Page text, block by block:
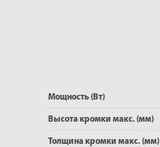
Мощность (Вт)
Высота кромки макс. (мм)
Толщина кромки макс. (мм)